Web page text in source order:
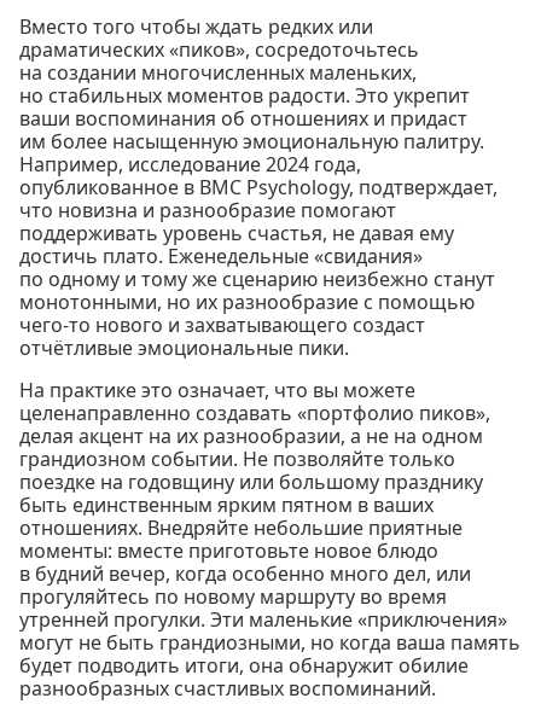
Вместо того чтобы ждать редких или
драматических «пиков», сосредоточьтесь
на создании многочисленных маленьких,
но стабильных моментов радости. Это укрепит
ваши воспоминания об отношениях и придаст
им более насыщенную эмоциональную палитру.
Например, исследование 2024 года,
опубликованное в BMC Psychology, подтверждает,
что новизна и разнообразие помогают
поддерживать уровень счастья, не давая ему
достичь плато. Еженедельные «свидания»
по одному и тому же сценарию неизбежно станут
монотонными, но их разнообразие с помощью
чего-то нового и захватывающего создаст
отчётливые эмоциональные пики.
На практике это означает, что вы можете
целенаправленно создавать «портфолио пиков»,
делая акцент на их разнообразии, а не на одном
грандиозном событии. Не позволяйте только
поездке на годовщину или большому празднику
быть единственным ярким пятном в ваших
отношениях. Внедряйте небольшие приятные
моменты: вместе приготовьте новое блюдо
в будний вечер, когда особенно много дел, или
прогуляйтесь по новому маршруту во время
утренней прогулки. Эти маленькие «приключения»
могут не быть грандиозными, но когда ваша память
будет подводить итоги, она обнаружит обилие
разнообразных счастливых воспоминаний.